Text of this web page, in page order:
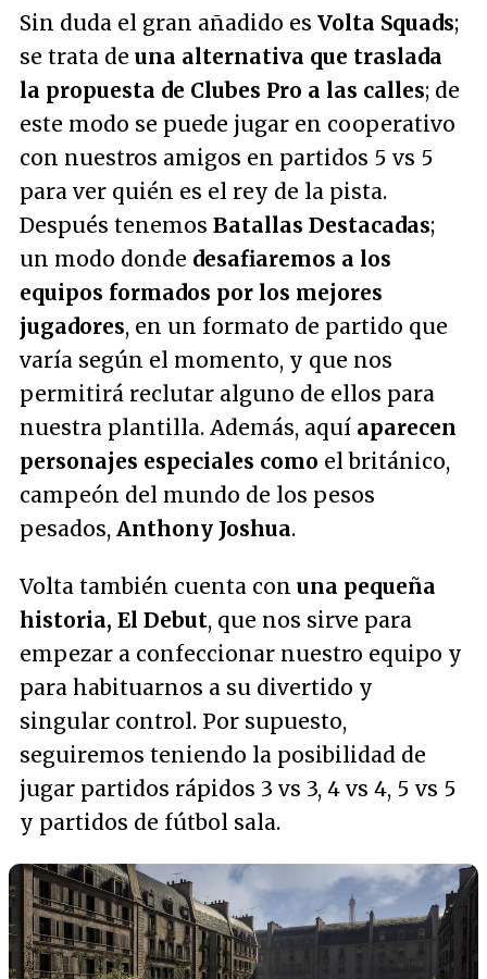
Sin duda el gran añadido es Volta Squads;
se trata de una alternativa que traslada
la propuesta de Clubes Pro a las calles; de
este modo se puede jugar en cooperativo
con nuestros amigos en partidos 5 vs 5
para ver quién es el rey de la pista.
Después tenemos Batallas Destacadas;
un modo donde desafiaremos a los
equipos formados por los mejores
jugadores, en un formato de partido que
varía según el momento, y que nos
permitirá reclutar alguno de ellos para
nuestra plantilla. Además, aquí aparecen
personajes especiales como el británico,
campeón del mundo de los pesos
pesados, Anthony Joshua.
Volta también cuenta con una pequeña
historia, El Debut, que nos sirve para
empezar a confeccionar nuestro equipo y
para habituarnos a su divertido y
singular control. Por supuesto,
seguiremos teniendo la posibilidad de
jugar partidos rápidos 3 vs 3, 4 vs 4, 5 vs 5
y partidos de fútbol sala.